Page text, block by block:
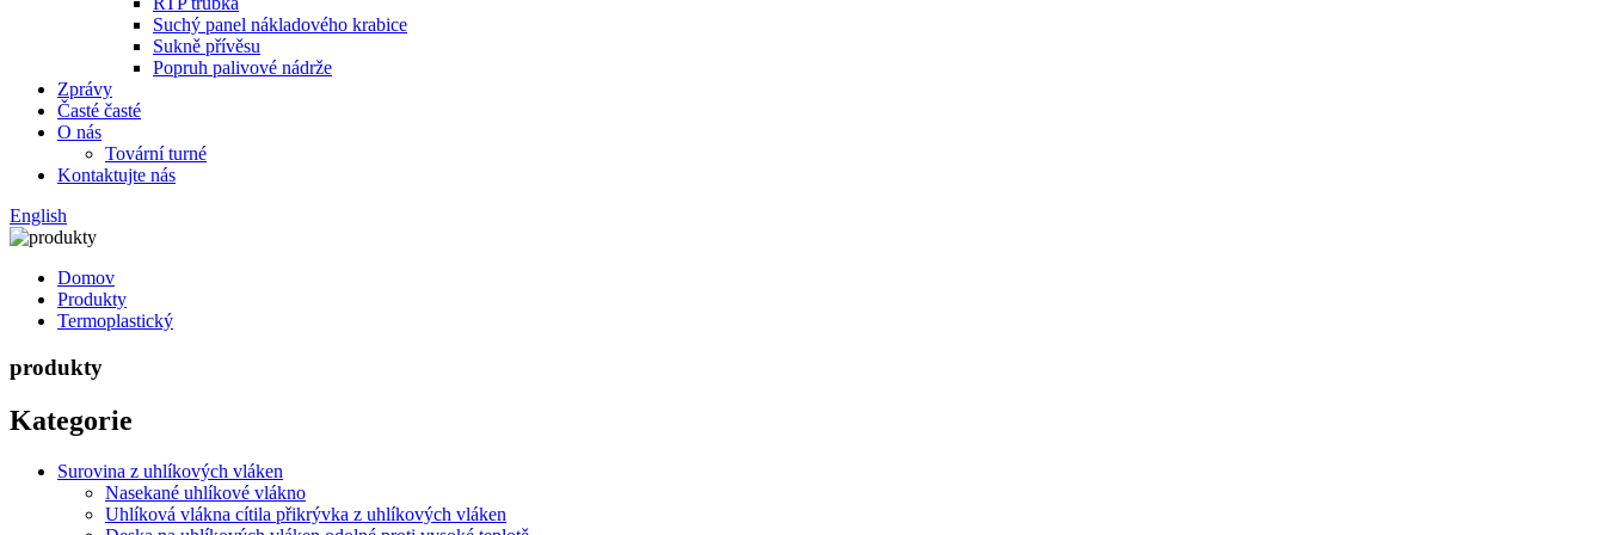
Suchý panel nákladového krabice
Sukně přívěsu
Popruh palivové nádrže
Zprávy
Časté časté
O nás
Tovární turné
Kontaktujte nás
English
Domov
Produkty
Termoplastický
produkty
Kategorie
Surovina z uhlíkových vláken
Nasekané uhlíkové vlákno
Uhlíková vlákna cítila přikrývka z uhlíkových vláken